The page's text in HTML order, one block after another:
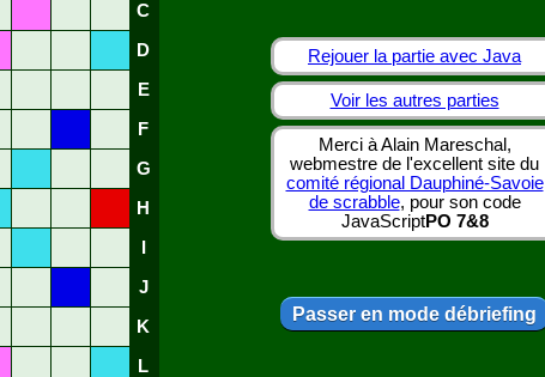
C
D
E
F
G
H
J
K
L
Rejouer la partie avec Java
Voir les autres parties
Merci à Alain Mareschal,
webmestre de l'excellent site du
comité régional Dauphiné-Savoie
de scrabble, pour son code
JavaScriptPO 7&8
Passer en mode débriefing